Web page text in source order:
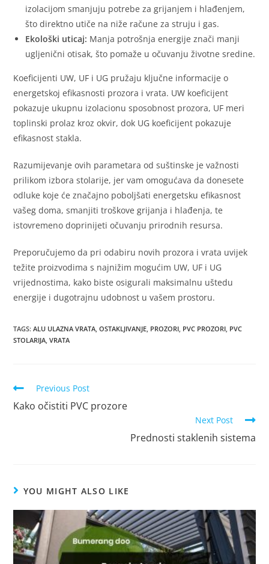
izolacijom smanjuju potrebe za grijanjem i hlađenjem,
što direktno utiče na niže račune za struju i gas.
Ekološki uticaj: Manja potrošnja energije znači manji
ugljenični otisak, što pomaže u očuvanju životne sredine.
Koeficijenti UW, UF i UG pružaju ključne informacije o
energetskoj efikasnosti prozora i vrata. UW koeficijent
pokazuje ukupnu izolacionu sposobnost prozora, UF meri
toplinski prolaz kroz okvir, dok UG koeficijent pokazuje
efikasnost stakla.
Razumijevanje ovih parametara od suštinske je važnosti
prilikom izbora stolarije, jer vam omogućava da donesete
odluke koje će značajno poboljšati energetsku efikasnost
vašeg doma, smanjiti troškove grijanja i hlađenja, te
istovremeno doprinijeti očuvanju prirodnih resursa.
Preporučujemo da pri odabiru novih prozora i vrata uvijek
težite proizvodima s najnižim mogućim UW, UF i UG
vrijednostima, kako biste osigurali maksimalnu uštedu
energije i dugotrajnu udobnost u vašem prostoru.
TAGS:ALU ULAZNA VRATA OSTAKLJIVANJE PROZORI PVC PROZORI PVC
STOLARIJA VRATA
Previous Post
Kako očistiti PVC prozore
Next Post
Prednosti staklenih sistema
YOU MIGHT ALSO LIKE